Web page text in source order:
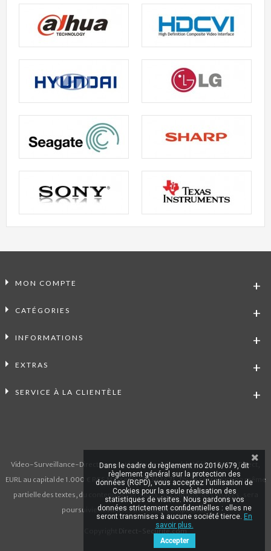
MON COMPTE
CATÉGORIES
INFORMATIONS
EXTRAS
SERVICE À LA CLIENTÈLE
Video-Surveillance-Direct.com est le site marchand de Vidéo Alarme Direct,
EURL au capital de 1.000 € RCS Marseille 911 363 471. Toute reproduction même
partielle des textes, du contenu des produits, des photos, des images, sera
poursuivie devant les tribunaux compétents.
Direct-Securite.com
Dans le cadre du règlement no 2016/679, dit
règlement général sur la protection des
données (RGPD), vous acceptez l'utilisation de
Cookies pour la seule réalisation des
statistiques de visites. Nous gardons vos
données strictement confidentielles : elles ne
seront transmises à aucune société tierce. En
savoir plus.
Accepter